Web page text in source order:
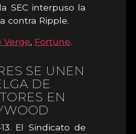
SEC interpuso la
contra Ripple.
Verge, Fortune.
SE UNEN
DE
EN
El Sindicato de